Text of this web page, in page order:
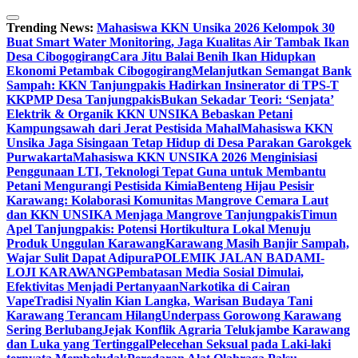
Skip
to
content
Trending News: Mahasiswa KKN Unsika 2026 Kelompok 30
Buat Smart Water Monitoring, Jaga Kualitas Air Tambak Ikan
Desa CibogogirangCara Jitu Balai Benih Ikan Hidupkan
Ekonomi Petambak CibogogirangMelanjutkan Semangat Bank
Sampah: KKN Tanjungpakis Hadirkan Insinerator di TPS-T
KKPMP Desa TanjungpakisBukan Sekadar Teori: ‘Senjata’
Elektrik & Organik KKN UNSIKA Bebaskan Petani
Kampungsawah dari Jerat Pestisida MahalMahasiswa KKN
Unsika Jaga Sisingaan Tetap Hidup di Desa Parakan Garokgek
PurwakartaMahasiswa KKN UNSIKA 2026 Menginisiasi
Penggunaan LTI, Teknologi Tepat Guna untuk Membantu
Petani Mengurangi Pestisida KimiaBenteng Hijau Pesisir
Karawang: Kolaborasi Komunitas Mangrove Cemara Laut
dan KKN UNSIKA Menjaga Mangrove TanjungpakisTimun
Apel Tanjungpakis: Potensi Hortikultura Lokal Menuju
Produk Unggulan KarawangKarawang Masih Banjir Sampah,
Wajar Sulit Dapat AdipuraPOLEMIK JALAN BADAMI-
LOJI KARAWANGPembatasan Media Sosial Dimulai,
Efektivitas Menjadi PertanyaanNarkotika di Cairan
VapeTradisi Nyalin Kian Langka, Warisan Budaya Tani
Karawang Terancam HilangUnderpass Gorowong Karawang
Sering BerlubangJejak Konflik Agraria Telukjambe Karawang
dan Luka yang TertinggalPelecehan Seksual pada Laki-laki